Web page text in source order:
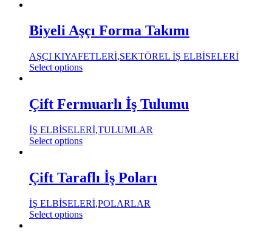
Biyeli Aşçı Forma Takımı
AŞÇI KIYAFETLERİ,SEKTÖREL İŞ ELBİSELERİ
Select options
Çift Fermuarlı İş Tulumu
İŞ ELBİSELERİ,TULUMLAR
Select options
Çift Taraflı İş Poları
İŞ ELBİSELERİ,POLARLAR
Select options